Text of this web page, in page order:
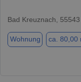
Bad Kreuznach, 55543
Wohnung ca. 80,00